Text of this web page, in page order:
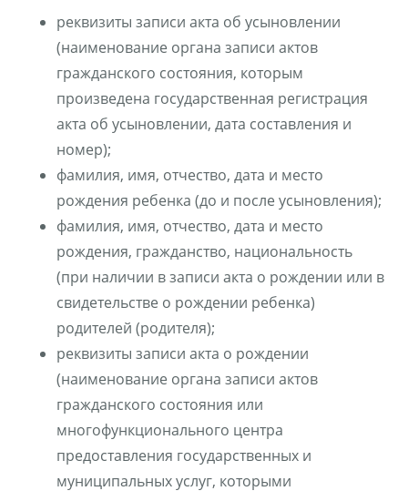
реквизиты записи акта об усыновлении
(наименование органа записи актов
гражданского состояния, которым
произведена государственная регистрация
акта об усыновлении, дата составления и
номер);
фамилия, имя, отчество, дата и место
рождения ребенка (до и после усыновления);
фамилия, имя, отчество, дата и место
рождения, гражданство, национальность
(при наличии в записи акта о рождении или в
свидетельстве о рождении ребенка)
родителей (родителя);
реквизиты записи акта о рождении
(наименование органа записи актов
гражданского состояния или
многофункционального центра
предоставления государственных и
муниципальных услуг, которыми